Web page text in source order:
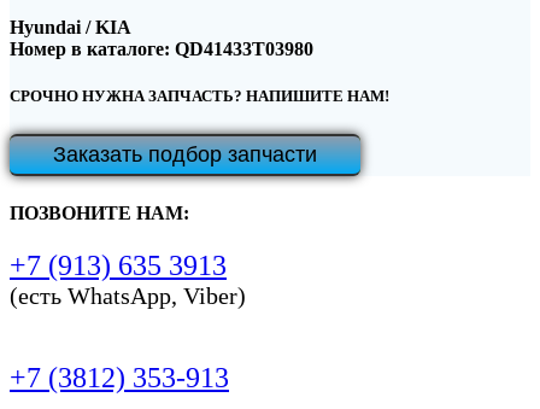
Hyundai / KIA
Номер в каталоге: QD41433T03980
СРОЧНО НУЖНА ЗАПЧАСТЬ? НАПИШИТЕ НАМ!
Заказать подбор запчасти
ПОЗВОНИТЕ НАМ:
+7 (913) 635 3913
(есть WhatsApp, Viber)
+7 (3812) 353-913